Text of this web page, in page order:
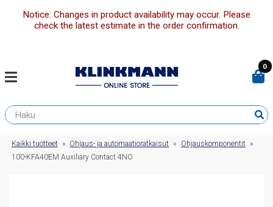
Notice: Changes in product availability may occur. Please
check the latest estimate in the order confirmation.
0
Kaikki tuotteet » Ohjaus- ja automaatioratkaisut » Ohjauskomponentit »
100-KFA40EM Auxiliary Contact 4NO